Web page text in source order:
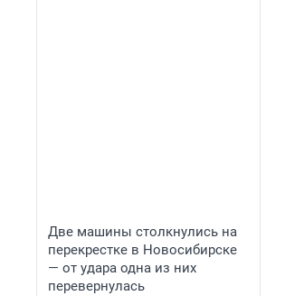
Две машины столкнулись на
перекрестке в Новосибирске
— от удара одна из них
перевернулась